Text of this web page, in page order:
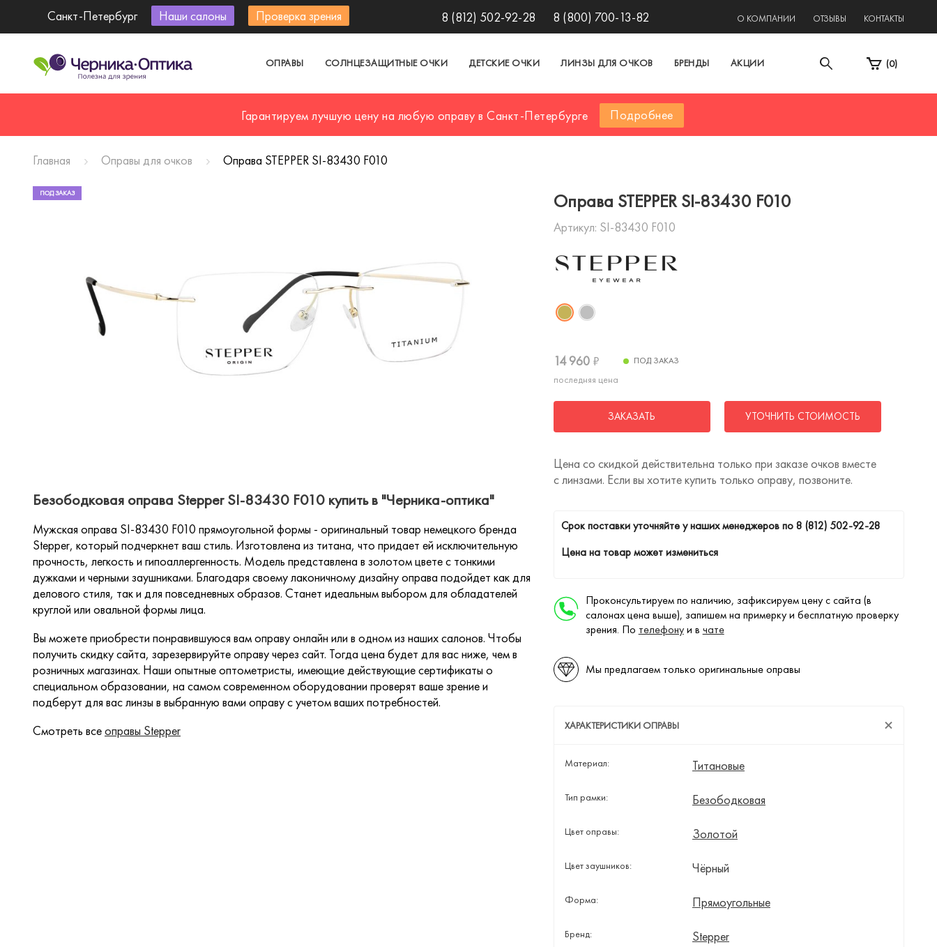
Санкт-Петербург Наши салоны Проверка зрения 8 (812) 502-92-28 8 (800) 700-13-82 О КОМПАНИИ ОТЗЫВЫ КОНТАКТЫ
ОПРАВЫ СОЛНЦЕЗАЩИТНЫЕ ОЧКИ ДЕТСКИЕ ОЧКИ ЛИНЗЫ ДЛЯ ОЧКОВ БРЕНДЫ АКЦИИ (0)
Гарантируем лучшую цену на любую оправу в Санкт-Петербурге Подробнее
Главная Оправы для очков Оправа STEPPER SI-83430 F010
Оправа STEPPER SI-83430 F010
Артикул: SI-83430 F010
14 960 ₽
последняя цена
ПОД ЗАКАЗ
ЗАКАЗАТЬ УТОЧНИТЬ СТОИМОСТЬ
Цена со скидкой действительна только при заказе очков вместе
с линзами. Если вы хотите купить только оправу, позвоните.
Cрок поставки уточняйте у наших менеджеров по8 (812) 502-92-28
Цена на товар может измениться
Проконсультируем по наличию, зафиксируем цену с сайта (в
салонах цена выше), запишем на примерку и бесплатную проверку
зрения. По телефонуи в чате
Мы предлагаем только оригинальные оправы
ХАРАКТЕРИСТИКИ ОПРАВЫ
Материал: Титановые
Тип рамки: Безободковая
Цвет оправы: Золотой
Цвет заушников: Чёрный
Форма: Прямоугольные
Бренд: Stepper
ПОД ЗАКАЗ
Безободковая оправа Stepper SI-83430 F010 купить в "Черника-оптика"
Мужская оправа SI-83430 F010 прямоугольной формы - оригинальный товар немецкого бренда
Stepper, который подчеркнет ваш стиль. Изготовлена из титана, что придает ей исключительную
прочность, легкость и гипоаллергенность. Модель представлена в золотом цвете с тонкими
дужками и черными заушниками. Благодаря своему лаконичному дизайну оправа подойдет как для
делового стиля, так и для повседневных образов. Станет идеальным выбором для обладателей
круглой или овальной формы лица.
Вы можете приобрести понравившуюся вам оправу онлайн или в одном из наших салонов. Чтобы
получить скидку сайта, зарезервируйте оправу через сайт. Тогда цена будет для вас ниже, чем в
розничных магазинах. Наши опытные оптометристы, имеющие действующие сертификаты о
специальном образовании, на самом современном оборудовании проверят ваше зрение и
подберут для вас линзы в выбранную вами оправу с учетом ваших потребностей.
Смотреть всеоправы Stepper